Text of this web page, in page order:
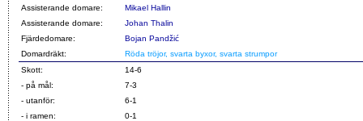
Assisterande domare:
Mikael Hallin
Assisterande domare:
Johan Thalin
Fjärdedomare:
Bojan Pandžić
Domardräkt:
Röda tröjor, svarta byxor, svarta strumpor
Skott:
14-6
- på mål:
7-3
- utanför:
6-1
- i ramen:
0-1